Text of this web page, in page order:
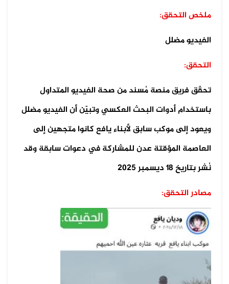
ملخص التحقق:
الفيديو مضلل
التحقق:
تحقّق فريق منصة مُسند من صحة الفيديو المتداول
باستخدام أدوات البحث العكسي وتبيّن أن الفيديو مضلل
ويعود إلى موكب سابق لأبناء يافع كانوا متجهين إلى
العاصمة المؤقتة عدن للمشاركة في دعوات سابقة وقد
نُشر بتاريخ 18 ديسمبر 2025
مصادر التحقق: